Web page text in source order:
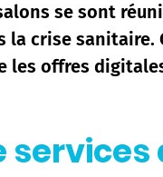
se sont
crise sanitaire.
les offres